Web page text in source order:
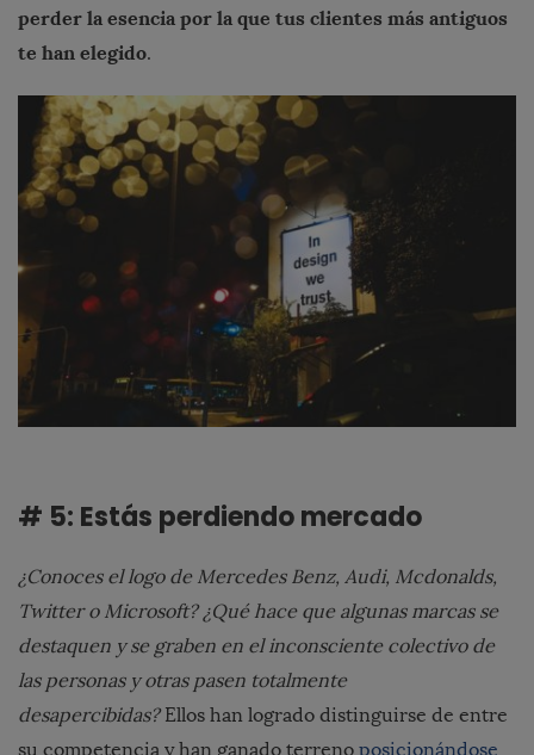
perder la esencia por la que tus clientes más antiguos
te han elegido.
# 5: Estás perdiendo mercado
¿Conoces el logo de Mercedes Benz, Audi, Mcdonalds,
Twitter o Microsoft? ¿Qué hace que algunas marcas se
destaquen y se graben en el inconsciente colectivo de
las personas y otras pasen totalmente
desapercibidas?Ellos han logrado distinguirse de entre
su competencia y han ganado terreno posicionándose